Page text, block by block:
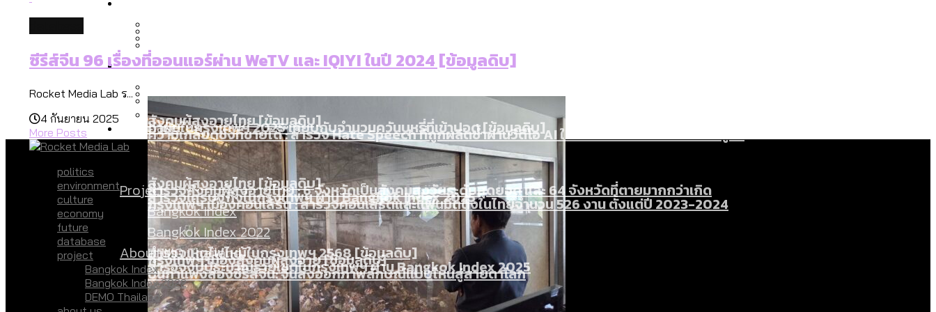
กทม. มีอำนาจแค่ไหน ในการแก้ปัญหาให้คนที่อาศัยอยู่ในกรุงเทพฯ
ขยะมูลฝอย 2568 [ข้อมูลดิบ]
สำรวจ Hate Speech ที่ถูกผลิตซ้ำผ่านวิดีโอ AI ในช่วงความขัดแย้งไทย-กัมพูชา [ข้อมูลดิบ]
ความเกลียดชังที่ขายได้ : สำรวจ Hate Speech ที่ถูกผลิตซ้ำผ่านวิดีโอ AI ในช่วงความขัดแย้งไทย-กัมพูชา
กรุงเทพฯ เมืองคอนเสิร์ต : สำรวจคอนเสิร์ตและแฟนมีตติ้งในไทยจำนวน 526 งาน ตั้งแต่ปี 2023-2024
ปีนกำแพงส่องซีรีส์จีน: จีนส่งออกภาพลักษณ์แบบไหนสู่สายตาโลก
เมกะโปรเจ็กต์ของ กทม. ในช่วงที่มีการใช้งบคาบเกี่ยวในยุคชัชชาติ มีอะไร ใช้งบแค่ไหน
ค่าฝุ่นในกรุงเทพฯ 2025 เทียบกับจำนวนควันบุหรี่ที่เข้าปอด [ข้อมูลดิบ]
สำรวจเศรษฐกิจในกรุงเทพฯ ผ่าน Bangkok Index 2025
สำรวจงบประมาณรายเขตในกรุงเทพฯ ผ่าน Bangkok Index 2025
Future
สังคมผู้สูงอายุไทย [ข้อมูลดิบ]
สำรวจสังคมผู้สูงอายุไทย : 6 จังหวัดเป็นสังคมสูงวัยระดับสุดยอด และ 64 จังหวัดที่ตายมากกว่าเกิด
กรุงเทพฯ เมืองสังคมผู้สูงอายุ [ข้อมูลดิบ]
Database
สังคมผู้สูงอายุไทย [ข้อมูลดิบ]
สำรวจเหตุไฟไหม้ในกรุงเทพฯ 2568 [ข้อมูลดิบ]
Project
Bangkok Index
Bangkok Index 2022
DEMO Thailand
About Us
ซีรีส์จีน 96 เรื่องที่ออนแอร์ผ่าน WeTV และ IQIYI ในปี 2024 [ข้อมูลดิบ]
Rocket Media Lab ร...
4 กันยายน 2025
More Posts
politics
environment
culture
economy
future
database
project
Bangkok Index
Bangkok Index 2022
DEMO Thailand